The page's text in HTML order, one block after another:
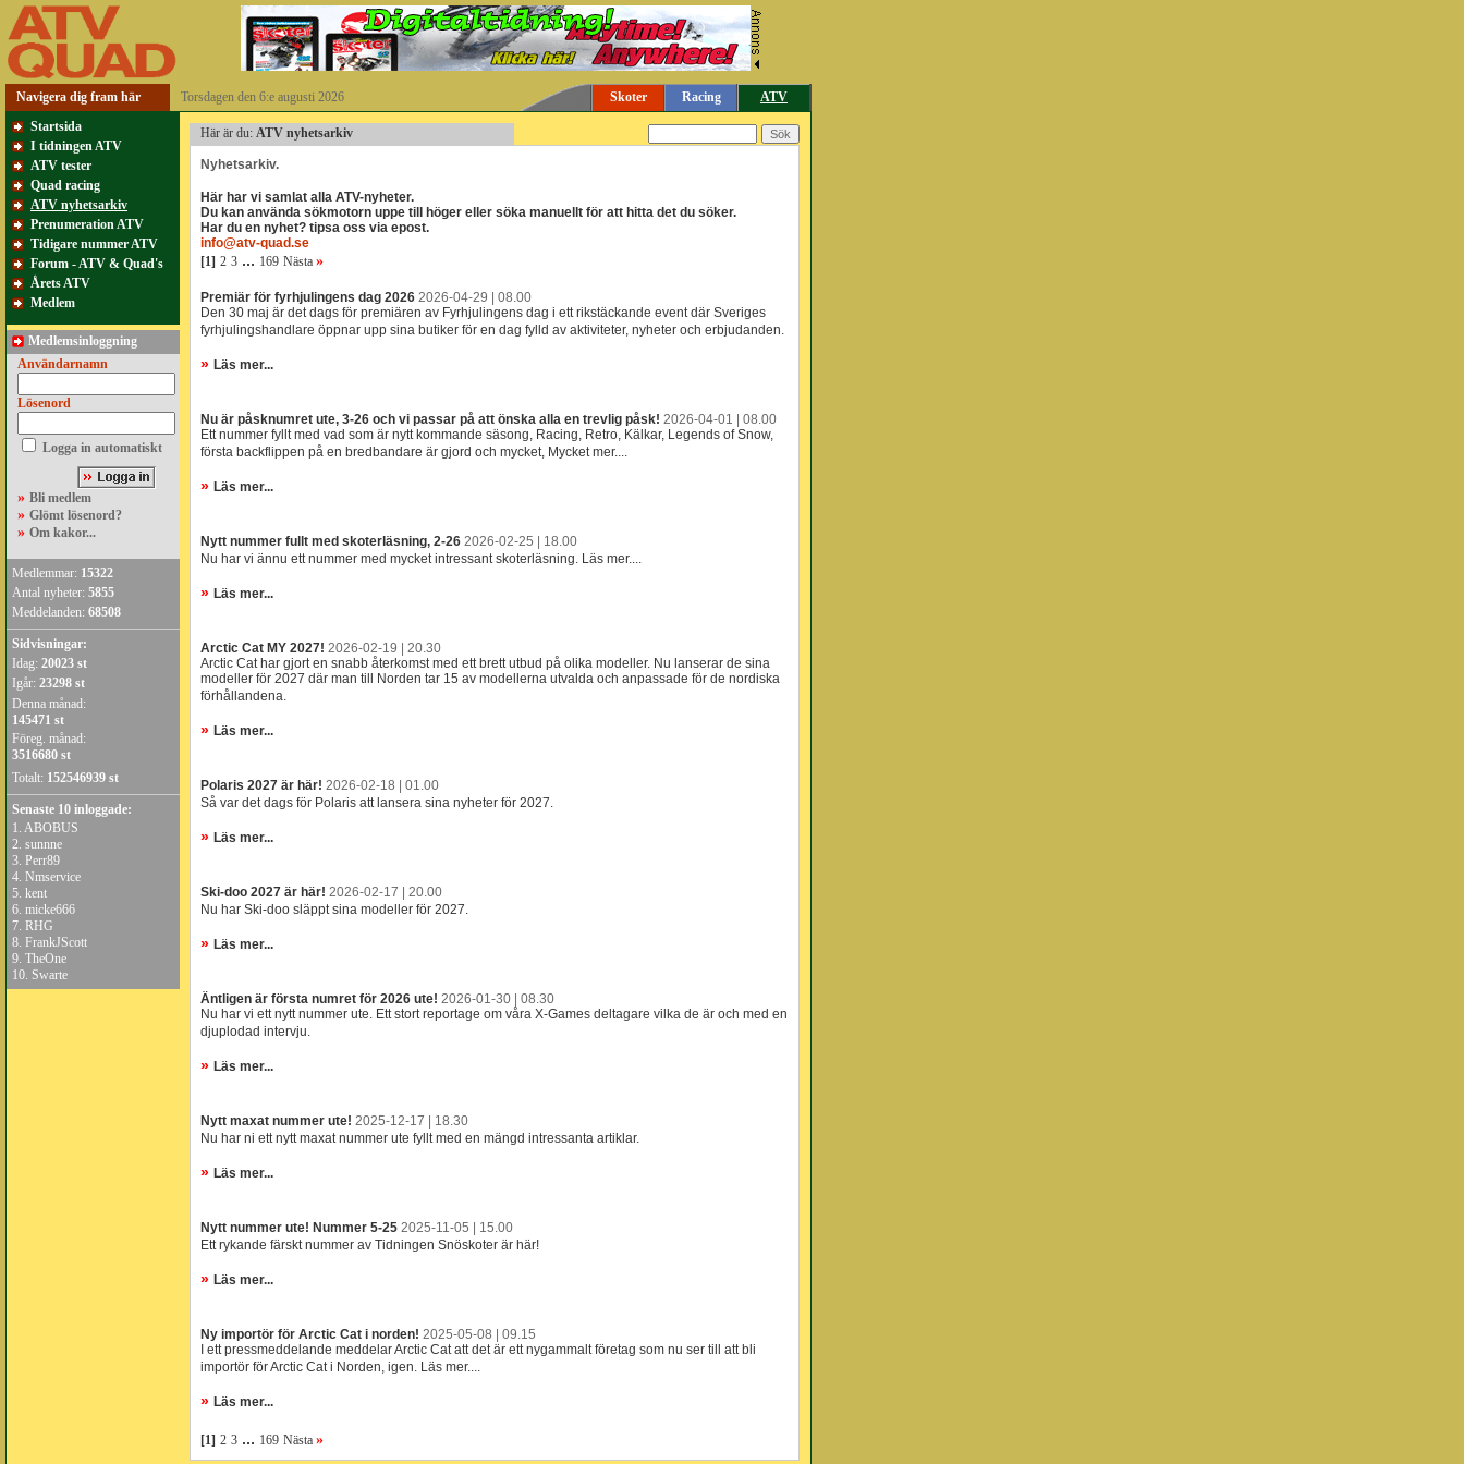
Navigera dig fram här Torsdagen den 6:e augusti 2026 Skoter Racing
ATV
Startsida
I tidningen ATV
ATV tester
Quad racing
ATV nyhetsarkiv
Prenumeration ATV
Tidigare nummer ATV
Forum - ATV & Quad's
Årets ATV
Medlem
Medlemsinloggning
Användarnamn
Lösenord
Logga in automatiskt
» Bli medlem
» Glömt lösenord?
» Om kakor...
Medlemmar: 15322
Antal nyheter: 5855
Meddelanden: 68508
Sidvisningar:
Idag: 20023 st
Igår: 23298 st
Denna månad:
145471 st
Föreg. månad:
3516680 st
Totalt: 152546939 st
Senaste 10 inloggade:
1. ABOBUS
2. sunnne
3. Perr89
4. Nmservice
5. kent
6. micke666
7. RHG
8. FrankJScott
9. TheOne
10. Swarte
Här är du: ATV nyhetsarkiv
Nyhetsarkiv.
Här har vi samlat alla ATV-nyheter.
Du kan använda sökmotorn uppe till höger eller söka manuellt för att hitta det du söker.
Har du en nyhet? tipsa oss via epost.
info@atv-quad.se
[1] 2 3 ... 169 Nästa »
Premiär för fyrhjulingens dag 2026 2026-04-29 | 08.00
Den 30 maj är det dags för premiären av Fyrhjulingens dag i ett rikstäckande event där Sveriges
fyrhjulingshandlare öppnar upp sina butiker för en dag fylld av aktiviteter, nyheter och erbjudanden.
» Läs mer...
Nu är påsknumret ute, 3-26 och vi passar på att önska alla en trevlig påsk! 2026-04-01 | 08.00
Ett nummer fyllt med vad som är nytt kommande säsong, Racing, Retro, Kälkar, Legends of Snow,
första backflippen på en bredbandare är gjord och mycket, Mycket mer....
» Läs mer...
Nytt nummer fullt med skoterläsning, 2-26 2026-02-25 | 18.00
Nu har vi ännu ett nummer med mycket intressant skoterläsning. Läs mer....
» Läs mer...
Arctic Cat MY 2027! 2026-02-19 | 20.30
Arctic Cat har gjort en snabb återkomst med ett brett utbud på olika modeller. Nu lanserar de sina
modeller för 2027 där man till Norden tar 15 av modellerna utvalda och anpassade för de nordiska
förhållandena.
» Läs mer...
Polaris 2027 är här! 2026-02-18 | 01.00
Så var det dags för Polaris att lansera sina nyheter för 2027.
» Läs mer...
Ski-doo 2027 är här! 2026-02-17 | 20.00
Nu har Ski-doo släppt sina modeller för 2027.
» Läs mer...
Äntligen är första numret för 2026 ute! 2026-01-30 | 08.30
Nu har vi ett nytt nummer ute. Ett stort reportage om våra X-Games deltagare vilka de är och med en
djuplodad intervju.
» Läs mer...
Nytt maxat nummer ute! 2025-12-17 | 18.30
Nu har ni ett nytt maxat nummer ute fyllt med en mängd intressanta artiklar.
» Läs mer...
Nytt nummer ute! Nummer 5-25 2025-11-05 | 15.00
Ett rykande färskt nummer av Tidningen Snöskoter är här!
» Läs mer...
Ny importör för Arctic Cat i norden! 2025-05-08 | 09.15
I ett pressmeddelande meddelar Arctic Cat att det är ett nygammalt företag som nu ser till att bli
importör för Arctic Cat i Norden, igen. Läs mer....
» Läs mer...
[1] 2 3 ... 169 Nästa »